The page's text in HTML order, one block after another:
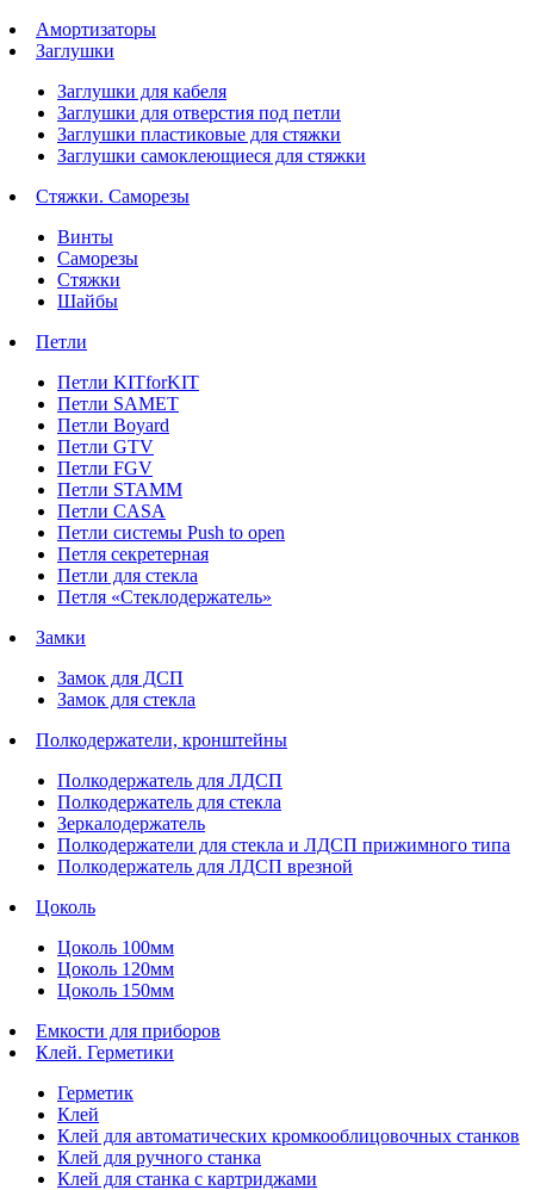
Амортизаторы
Заглушки
Заглушки для кабеля
Заглушки для отверстия под петли
Заглушки пластиковые для стяжки
Заглушки самоклеющиеся для стяжки
Стяжки. Саморезы
Винты
Саморезы
Стяжки
Шайбы
Петли
Петли KITforKIT
Петли SAMET
Петли Boyard
Петли GTV
Петли FGV
Петли STAMM
Петли CASA
Петли системы Push to open
Петля секретерная
Петли для стекла
Петля «Стеклодержатель»
Замки
Замок для ДСП
Замок для стекла
Полкодержатели, кронштейны
Полкодержатель для ЛДСП
Полкодержатель для стекла
Зеркалодержатель
Полкодержатели для стекла и ЛДСП прижимного типа
Полкодержатель для ЛДСП врезной
Цоколь
Цоколь 100мм
Цоколь 120мм
Цоколь 150мм
Емкости для приборов
Клей. Герметики
Герметик
Клей
Клей для автоматических кромкооблицовочных станков
Клей для ручного станка
Клей для станка с картриджами